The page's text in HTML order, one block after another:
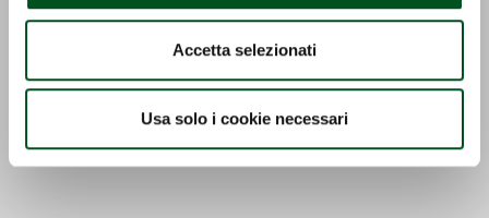
Accetta selezionati
Usa solo i cookie necessari
PATENTED AIRONE
ORCHARDS
RAMPETTA CALDERONI
MULTIFUNCTIONAL
Detail